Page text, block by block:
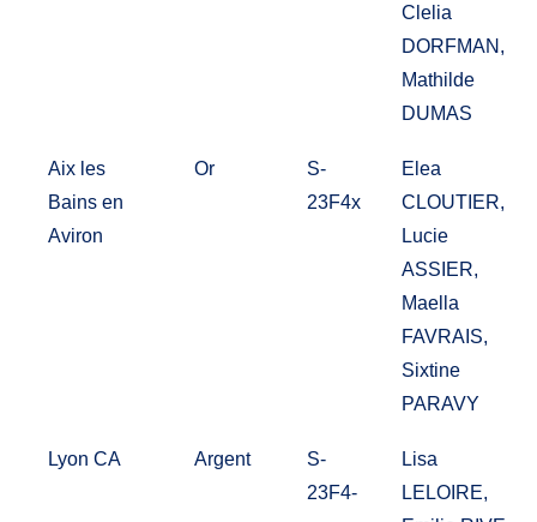
Clelia
DORFMAN,
Mathilde
DUMAS
Aix les
Bains en
Aviron
Or
S-
23F4x
Elea
CLOUTIER,
Lucie
ASSIER,
Maella
FAVRAIS,
Sixtine
PARAVY
Lyon CA Argent
S-
23F4-
Lisa
LELOIRE,